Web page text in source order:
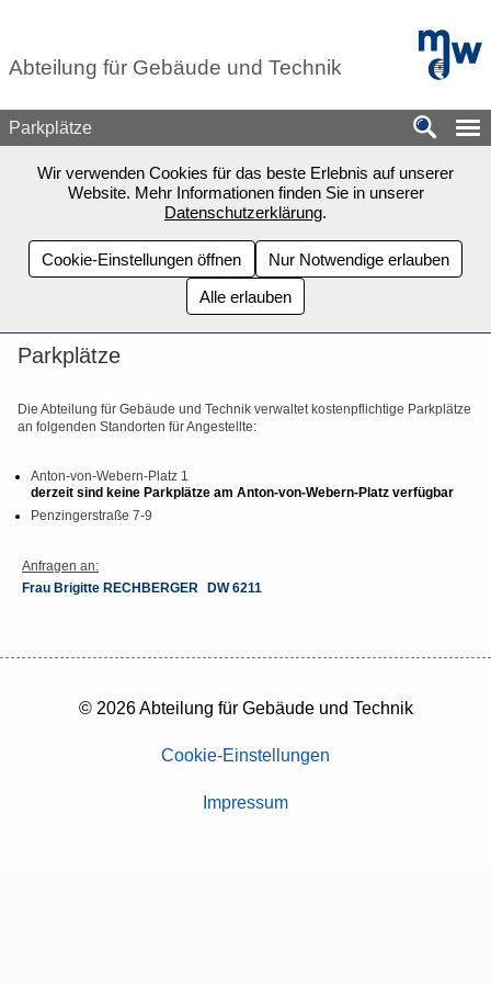
Abteilung für Gebäude und Technik
mdw -
Parkplätze
Wir verwenden Cookies für das beste Erlebnis auf unserer
Website. Mehr Informationen finden Sie in unserer
Datenschutzerklärung.
Cookie-Einstellungen öffnen
Nur Notwendige erlauben
Alle erlauben
Parkplätze
Die Abteilung für Gebäude und Technik verwaltet kostenpflichtige Parkplätze
an folgenden Standorten für Angestellte:
Anton-von-Webern-Platz 1
derzeit sind keine Parkplätze am Anton-von-Webern-Platz verfügbar
Penzingerstraße 7-9
Anfragen an:
Frau Brigitte RECHBERGER
DW 6211
© 2026 Abteilung für Gebäude und Technik
Cookie-Einstellungen
Impressum